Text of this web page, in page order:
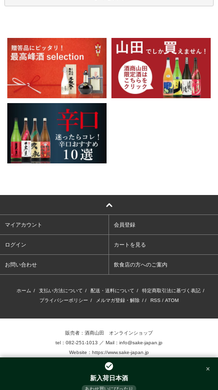
×
新入荷日本酒
あわせ買いにぴったり
マイアカウント 会員登録
ログイン カートを見る
お問い合わせ 飲食店の方へのご案内
ホーム / 支払い方法について / 配送・送料について / 特定商取引法に基づく表記 /
プライバシーポリシー / メルマガ登録・解除 / / RSS / ATOM
販売者：酒商山田 オンラインショップ
tel：082-251-1013 ／ Mail：info@sake-japan.jp
Website： https://www.sake-japan.jp
未成年者の飲酒は、法律で禁じられています。
当店では、20歳以上の年齢であることを確認 できない場合、お酒を販売致しません。